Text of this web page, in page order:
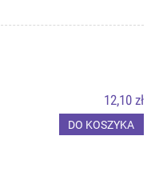
12,10 zł
DO KOSZYKA